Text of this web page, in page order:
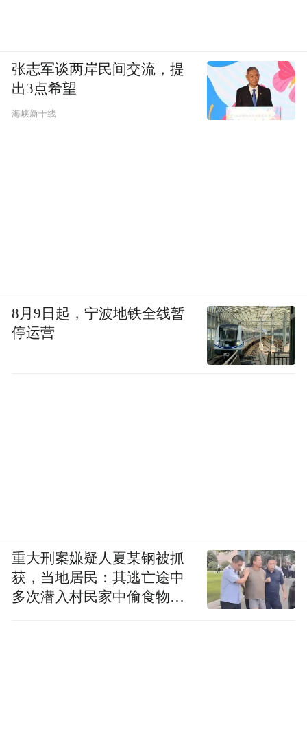
张志军谈两岸民间交流，提
出3点希望
海峡新干线
8月9日起，宁波地铁全线暂
停运营
重大刑案嫌疑人夏某钢被抓
获，当地居民：其逃亡途中
多次潜入村民家中偷食物被